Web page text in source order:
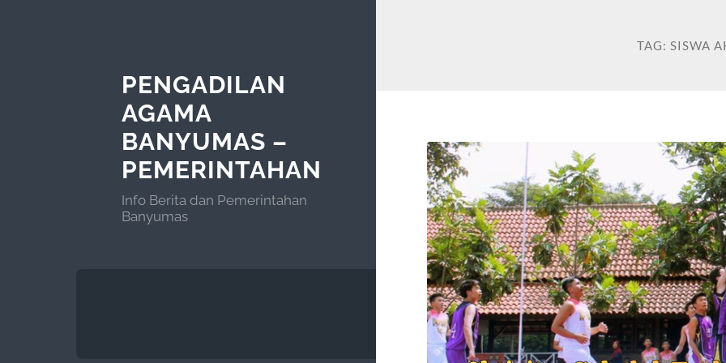
PENGADILAN
AGAMA
BANYUMAS –
PEMERINTAHAN
Info Berita dan Pemerintahan
Banyumas
TAG: SISWA